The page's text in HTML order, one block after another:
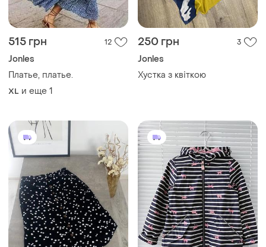
515 грн 12
Jonles
Платье, платье.
XL и еще 1
250 грн 3
Jonles
Хустка з квіткою